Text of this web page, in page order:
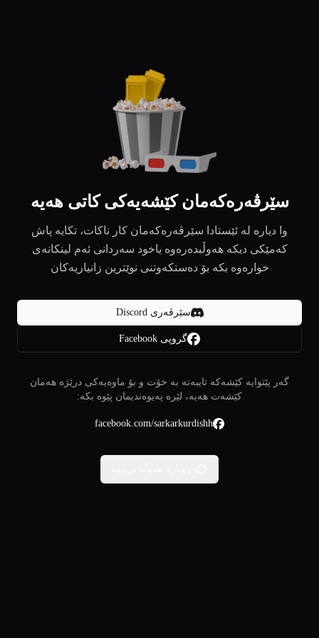
سێرڤەرەکەمان کێشەیەکی کاتی هەیە
وا دیارە لە ئێستادا سێرڤەرەکەمان کار ناکات، تکایە پاش
کەمێکی دیکە هەوڵبدەرەوە یاخود سەردانی ئەم لینکانەی
خوارەوە بکە بۆ دەستکەوتنی نوێترین زانیاریەکان
سێرڤەری Discord
گروپی Facebook
گەر پێتوایە کێشەکە تایبەتە بە خۆت و بۆ ماوەیەکی درێژە هەمان
کێشەت هەیە، لێرە پەیوەندیمان پێوە بکە:
facebook.com/sarkarkurdishh